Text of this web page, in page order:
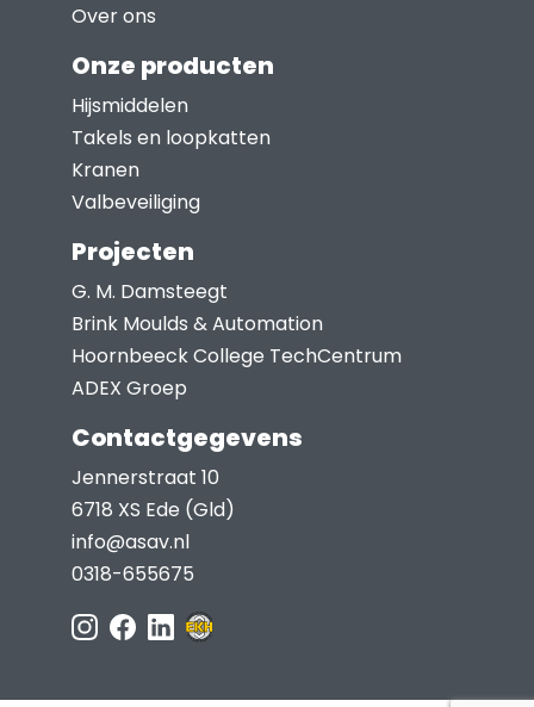
Over ons
Onze producten
Hijsmiddelen
Takels en loopkatten
Kranen
Valbeveiliging
Projecten
G. M. Damsteegt
Brink Moulds & Automation
Hoornbeeck College TechCentrum
ADEX Groep
Contactgegevens
Jennerstraat 10
6718 XS Ede (Gld)
info@asav.nl
0318-655675